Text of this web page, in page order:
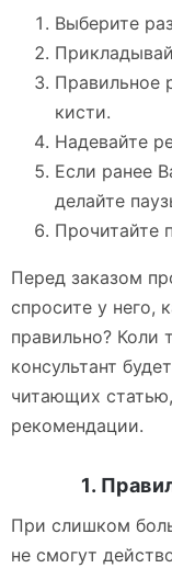
Выберите
Правильное
кисти.
Надевайте
Если ранее
делайте
Прочитайте
Перед заказом
спросите у него,
правильно? Коли
консультант
читающих
рекомендации.
1.
При слишком
не смогут